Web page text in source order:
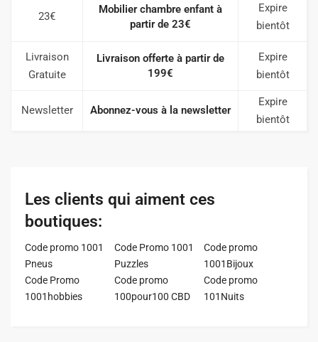
23€
Mobilier chambre enfant à
partir de 23€
Expire
bientôt
Livraison
Gratuite
Livraison offerte à partir de
199€
Expire
bientôt
Newsletter Abonnez-vous à la newsletter
Expire
bientôt
Les clients qui aiment ces
boutiques:
Code promo 1001
Pneus
Code Promo 1001
Puzzles
Code promo
1001Bijoux
Code Promo
1001hobbies
Code promo
100pour100 CBD
Code promo
101Nuits